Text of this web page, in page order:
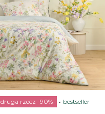
druga rzecz -90% bestseller